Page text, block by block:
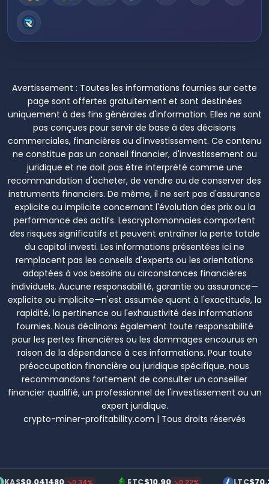
Avertissement : Toutes les informations fournies sur cette
page sont offertes gratuitement et sont destinées
uniquement à des fins générales d'information. Elles ne sont
pas conçues pour servir de base à des décisions
commerciales, financières ou d'investissement. Ce contenu
ne constitue pas un conseil financier, d'investissement ou
juridique et ne doit pas être interprété comme une
recommandation d'acheter, de vendre ou de conserver des
instruments financiers. De même, il ne sert pas d'assurance
explicite ou implicite concernant l'évolution des prix ou la
performance des actifs. Lescryptomonnaies comportent
des risques significatifs et peuvent entraîner la perte totale
du capital investi. Les informations présentées ici ne
remplacent pas les conseils d'experts ou les orientations
adaptées à vos besoins ou circonstances financières
individuels. Aucune responsabilité, garantie ou assurance—
explicite ou implicite—n'est assumée quant à l'exactitude, la
rapidité, la pertinence ou l'exhaustivité des informations
fournies. Nous déclinons également toute responsabilité
pour les pertes financières ou les dommages encourus en
raison de la dépendance à ces informations. Pour toute
préoccupation financière ou juridique spécifique, nous
recommandons fortement de consulter un conseiller
financier qualifié, un professionnel de l'investissement ou un
expert juridique.
crypto-miner-profitability.com | Tous droits réservés
↘0.34% ETC ↘0.22% LTC ↗0.19%